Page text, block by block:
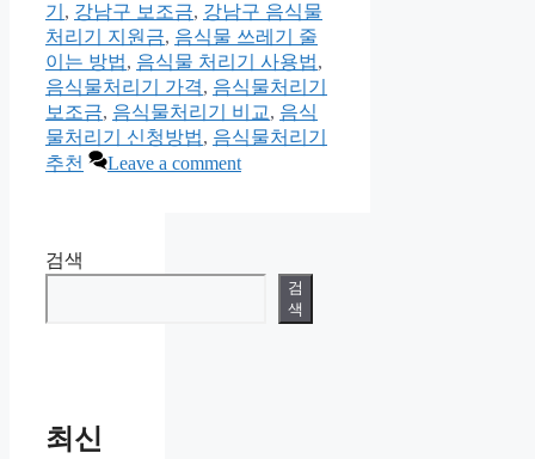
기 , 강남구 보조금, 강남구 음식물
처리기 지원금, 음식물 쓰레기 줄
이는 방법, 음식물 처리기 사용법,
음식물처리기 가격, 음식물처리기
보조금, 음식물처리기 비교, 음식
물처리기 신청방법, 음식물처리기
추천
Leave a comment
검색
검
색
최신